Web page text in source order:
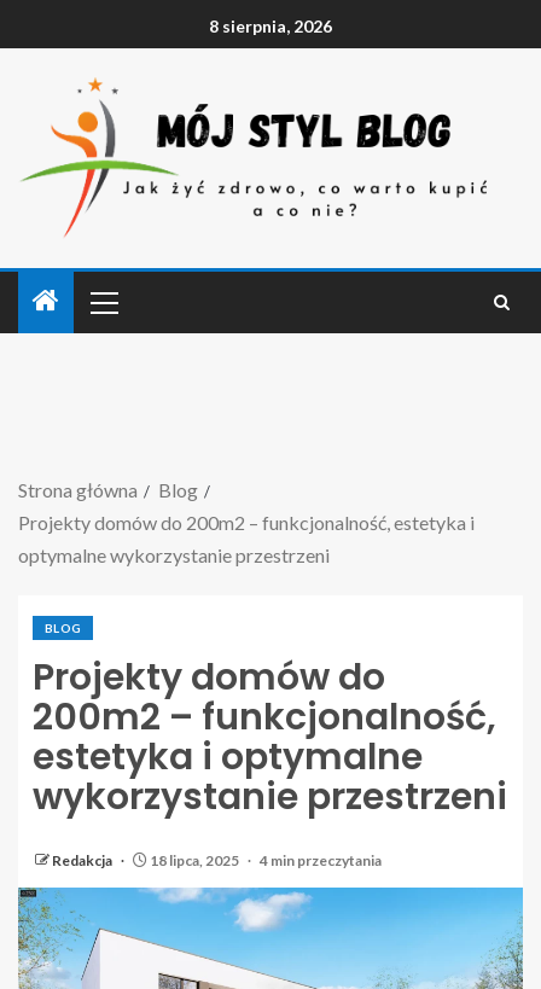
8 sierpnia, 2026
Strona główna
Blog
Projekty domów do 200m2 – funkcjonalność, estetyka i
optymalne wykorzystanie przestrzeni
BLOG
Projekty domów do
200m2 – funkcjonalność,
estetyka i optymalne
wykorzystanie przestrzeni
Redakcja 18 lipca, 2025 4 min przeczytania